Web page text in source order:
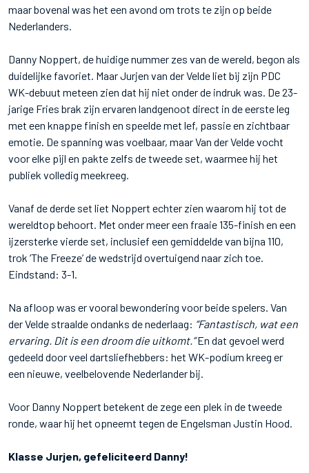
maar bovenal was het een avond om trots te zijn op beide
Nederlanders.
Danny Noppert, de huidige nummer zes van de wereld, begon als
duidelijke favoriet. Maar Jurjen van der Velde liet bij zijn PDC
WK-debuut meteen zien dat hij niet onder de indruk was. De 23-
jarige Fries brak zijn ervaren landgenoot direct in de eerste leg
met een knappe finish en speelde met lef, passie en zichtbaar
emotie. De spanning was voelbaar, maar Van der Velde vocht
voor elke pijl en pakte zelfs de tweede set, waarmee hij het
publiek volledig meekreeg.
Vanaf de derde set liet Noppert echter zien waarom hij tot de
wereldtop behoort. Met onder meer een fraaie 135-finish en een
ijzersterke vierde set, inclusief een gemiddelde van bijna 110,
trok ‘The Freeze’ de wedstrijd overtuigend naar zich toe.
Eindstand: 3-1.
Na afloop was er vooral bewondering voor beide spelers. Van
der Velde straalde ondanks de nederlaag: “Fantastisch, wat een
ervaring. Dit is een droom die uitkomt.”En dat gevoel werd
gedeeld door veel dartsliefhebbers: het WK-podium kreeg er
een nieuwe, veelbelovende Nederlander bij.
Voor Danny Noppert betekent de zege een plek in de tweede
ronde, waar hij het opneemt tegen de Engelsman Justin Hood.
Klasse Jurjen, gefeliciteerd Danny!